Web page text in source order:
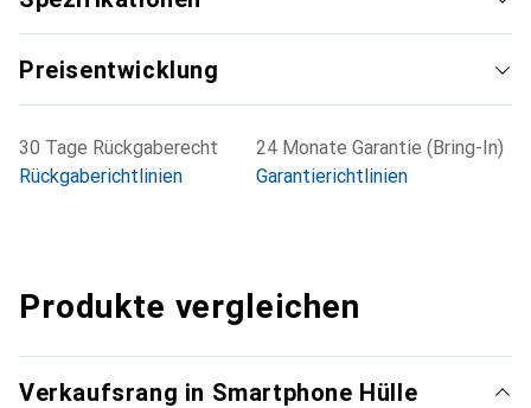
Preisentwicklung
30 Tage Rückgaberecht
Rückgaberichtlinien
24 Monate Garantie (Bring-In)
Garantierichtlinien
Produkte vergleichen
Verkaufsrang in Smartphone Hülle